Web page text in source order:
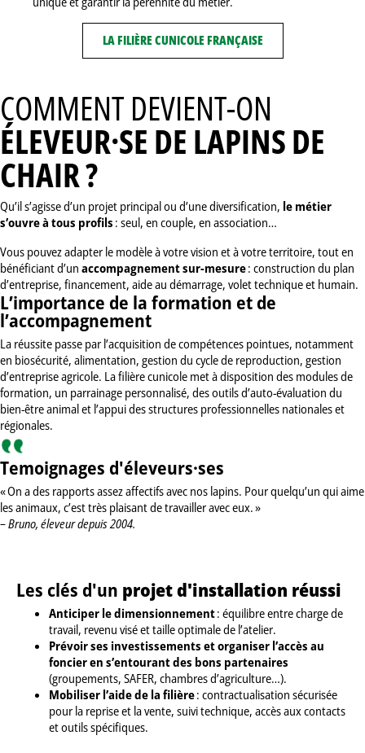
LA FILIÈRE CUNICOLE FRANÇAISE
COMMENT DEVIENT-ON
ÉLEVEUR·SE DE LAPINS DE
CHAIR ?
Qu’il s’agisse d’un projet principal ou d’une diversification, le métier
s’ouvre à tous profils : seul, en couple, en association…
Vous pouvez adapter le modèle à votre vision et à votre territoire, tout en
bénéficiant d’un accompagnement sur-mesure: construction du plan
d’entreprise, financement, aide au démarrage, volet technique et humain.
L’importance de la formation et de
l’accompagnement
La réussite passe par l’acquisition de compétences pointues, notamment
en biosécurité, alimentation, gestion du cycle de reproduction, gestion
d’entreprise agricole. La filière cunicole met à disposition des modules de
formation, un parrainage personnalisé, des outils d’auto-évaluation du
bien-être animal et l’appui des structures professionnelles nationales et
régionales.
Temoignages d'éleveurs·ses
« On a des rapports assez affectifs avec nos lapins. Pour quelqu’un qui aime
les animaux, c’est très plaisant de travailler avec eux. »
– Bruno, éleveur depuis 2004.
Les clés d'un projet d'installation réussi
Anticiper le dimensionnement: équilibre entre charge de
travail, revenu visé et taille optimale de l’atelier.
Prévoir ses investissements et organiser l’accès au
foncier en s’entourant des bons partenaires
(groupements, SAFER, chambres d’agriculture…).
Mobiliser l’aide de la filière: contractualisation sécurisée
pour la reprise et la vente, suivi technique, accès aux contacts
et outils spécifiques.